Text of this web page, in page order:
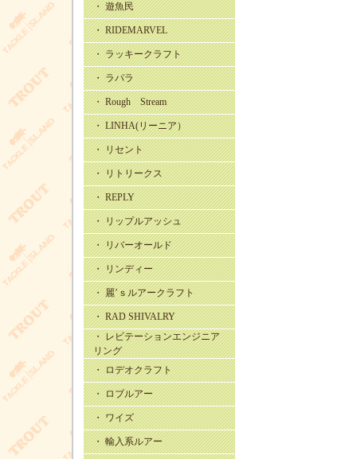
・ 遊魚民
・ RIDEMARVEL
・ ラッキークラフト
・ ラパラ
・ Rough Stream
・ LINHA(リーニア）
・ リセント
・ リトリークス
・ REPLY
・ リップルアッシュ
・ リバーオールド
・ リンディー
・ 麗’ｓルアークラフト
・ RAD SHIVALRY
・ レビテーションエンジニア
リング
・ ロデオクラフト
・ ロブルアー
・ ワイズ
・ 輸入系ルアー